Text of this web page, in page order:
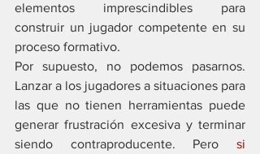
elementos imprescindibles para
construir un jugador competente en su
proceso formativo.
Por supuesto, no podemos pasarnos.
Lanzar a los jugadores a situaciones para
las que no tienen herramientas puede
generar frustración excesiva y terminar
siendo contraproducente. Pero si